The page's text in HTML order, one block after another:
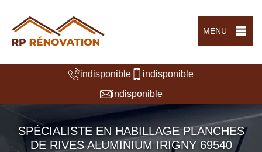
MENU
indisponible
indisponible
indisponible
SPÉCIALISTE EN HABILLAGE PLANCHES
DE RIVES ALUMINIUM IRIGNY 69540